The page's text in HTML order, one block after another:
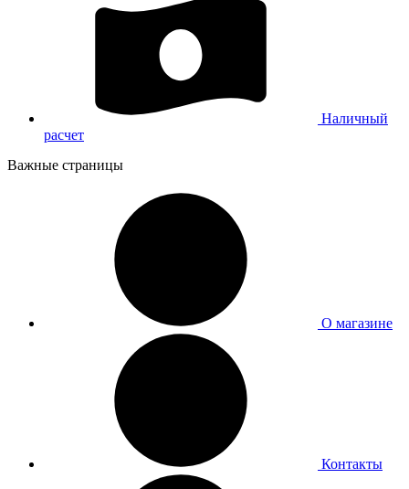
Наличный
расчет
Важные страницы
О магазине
Контакты